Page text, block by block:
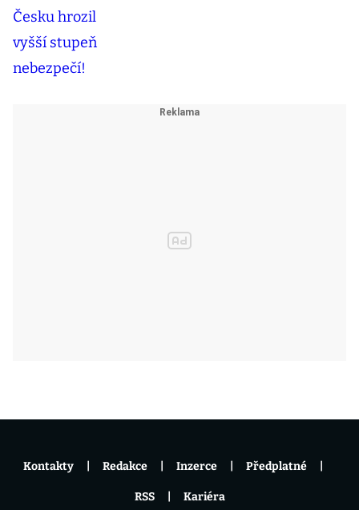
Kontakty Redakce Inzerce Předplatné
RSS Kariéra